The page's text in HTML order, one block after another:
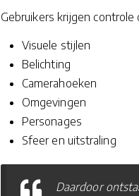
Gebruikers krijgen
Visuele stijlen
Belichting
Camerahoeken
Omgevingen
Personages
Sfeer en uitstraling
Daardoor